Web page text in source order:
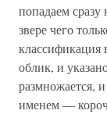
попадаем
звере чего
классификация
облик, и
размножается,
именем —